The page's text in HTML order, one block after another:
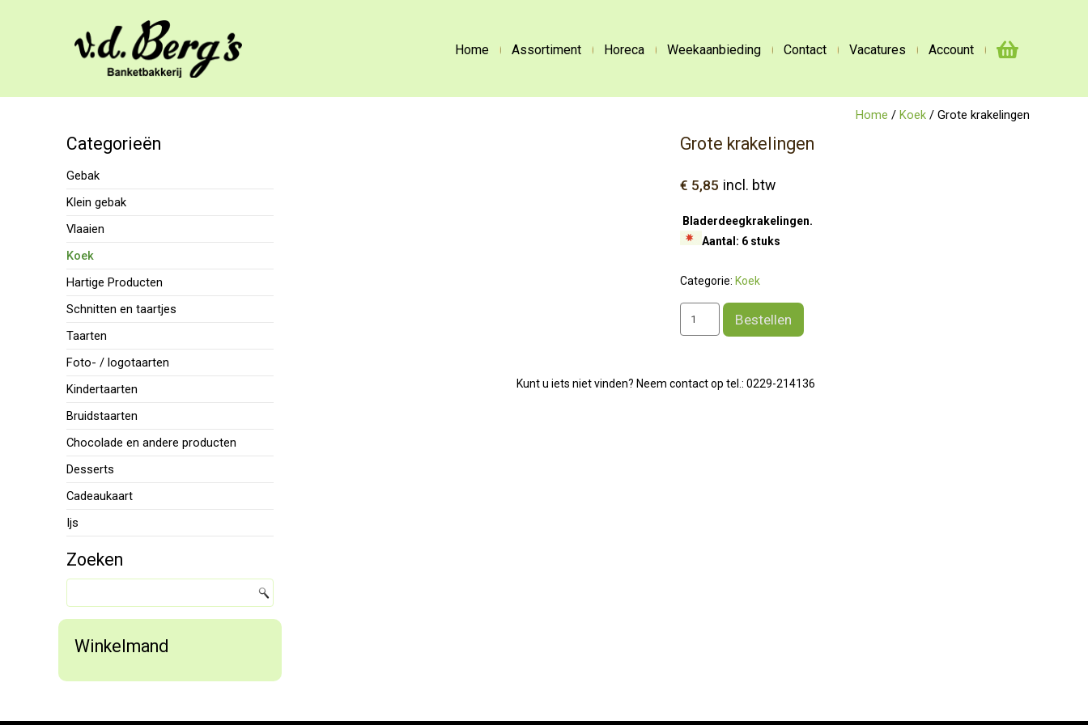
Home Assortiment Horeca Weekaanbieding Contact Vacatures Account
Categorieën
Gebak
Klein gebak
Vlaaien
Koek
Hartige Producten
Schnitten en taartjes
Taarten
Foto- / logotaarten
Kindertaarten
Bruidstaarten
Chocolade en andere producten
Desserts
Cadeaukaart
Ijs
Zoeken
Winkelmand
Home / Koek / Grote krakelingen
Grote krakelingen
€ 5,85 incl. btw
Bladerdeegkrakelingen.
Aantal: 6 stuks
Categorie: Koek
krakelingen
Bestellen
Kunt u iets niet vinden? Neem contact op tel.: 0229-214136